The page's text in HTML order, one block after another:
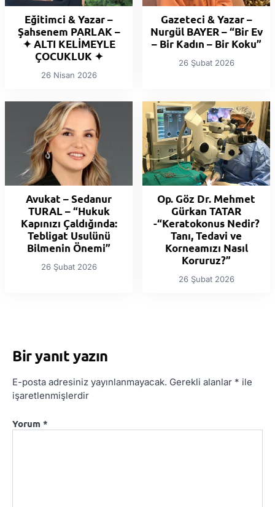
Eğitimci & Yazar –
Şahsenem PARLAK –
✦ ALTI KELİMEYLE
ÇOCUKLUK ✦
26 Nisan 2026
Gazeteci & Yazar –
Nurgül BAYER – “Bir Ev
– Bir Kadın – Bir Koku”
26 Şubat 2026
Avukat – Sedanur
TURAL – “Hukuk
Kapınızı Çaldığında:
Tebligat Usulünü
Bilmenin Önemi”
26 Şubat 2026
Op. Göz Dr. Mehmet
Gürkan TATAR
-“Keratokonus Nedir?
Tanı, Tedavi ve
Korneamızı Nasıl
Koruruz?”
26 Şubat 2026
Bir yanıt yazın
E-posta adresiniz yayınlanmayacak. Gerekli alanlar * ile
işaretlenmişlerdir
Yorum *